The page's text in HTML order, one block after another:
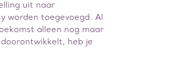
uit naar
worden toegevoegd. Al
alleen nog maar
doorontwikkelt, heb je